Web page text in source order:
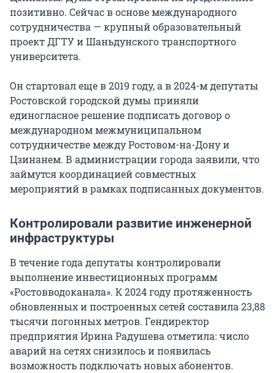
позитивно. Сейчас в основе международного
сотрудничества — крупный образовательный
проект ДГТУ и Шаньдунского транспортного
университета.
Он стартовал еще в 2019 году, а в 2024-м депутаты
Ростовской городской думы приняли
единогласное решение подписать договор о
международном межмуниципальном
сотрудничестве между Ростовом-на-Дону и
Цзинанем. В администрации города заявили, что
займутся координацией совместных
мероприятий в рамках подписанных документов.
Контролировали развитие инженерной
инфраструктуры
В течение года депутаты контролировали
выполнение инвестиционных программ
«Ростовводоканала». К 2024 году протяженность
обновленных и построенных сетей составила 23,88
тысячи погонных метров. Гендиректор
предприятия Ирина Радушева отметила: число
аварий на сетях снизилось и появилась
возможность подключать новых абонентов.